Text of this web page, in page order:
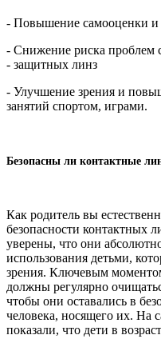
- Повышение самооценки и
- Снижение риска проблем
- защитных линз
- Улучшение зрения и
занятий спортом, играми.
Безопасны ли контактные
Как родитель вы
безопасности контактных
уверены, что они
использования детьми,
зрения. Ключевым
должны регулярно
чтобы они оставались в
человека, носящего их. На
показали, что дети в